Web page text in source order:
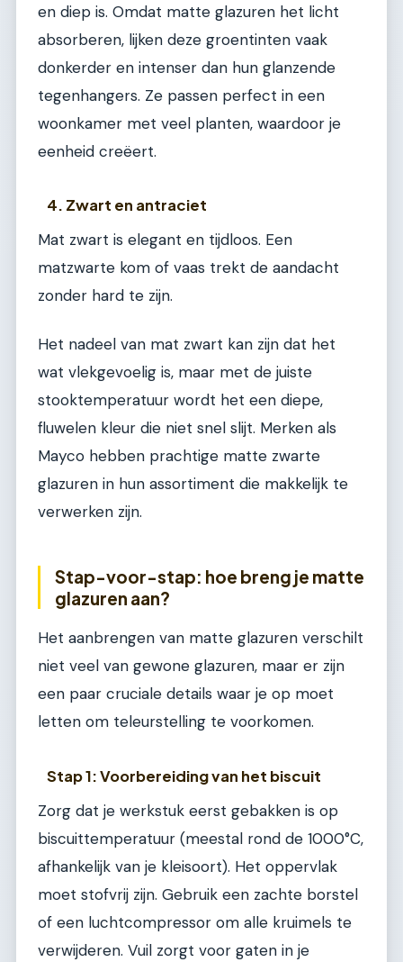
en diep is. Omdat matte glazuren het licht
absorberen, lijken deze groentinten vaak
donkerder en intenser dan hun glanzende
tegenhangers. Ze passen perfect in een
woonkamer met veel planten, waardoor je
eenheid creëert.
4. Zwart en antraciet
Mat zwart is elegant en tijdloos. Een
matzwarte kom of vaas trekt de aandacht
zonder hard te zijn.
Het nadeel van mat zwart kan zijn dat het
wat vlekgevoelig is, maar met de juiste
stooktemperatuur wordt het een diepe,
fluwelen kleur die niet snel slijt. Merken als
Mayco hebben prachtige matte zwarte
glazuren in hun assortiment die makkelijk te
verwerken zijn.
Stap-voor-stap: hoe breng je matte
glazuren aan?
Het aanbrengen van matte glazuren verschilt
niet veel van gewone glazuren, maar er zijn
een paar cruciale details waar je op moet
letten om teleurstelling te voorkomen.
Stap 1: Voorbereiding van het biscuit
Zorg dat je werkstuk eerst gebakken is op
biscuittemperatuur (meestal rond de 1000°C,
afhankelijk van je kleisoort). Het oppervlak
moet stofvrij zijn. Gebruik een zachte borstel
of een luchtcompressor om alle kruimels te
verwijderen. Vuil zorgt voor gaten in je